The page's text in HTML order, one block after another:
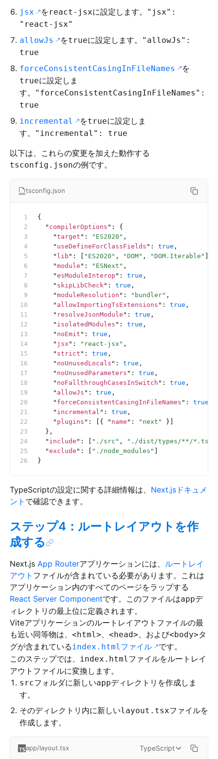
jsx
をreact-jsxに設定します。
"jsx":
"react-jsx"
allowJs
をtrueに設定します。
"allowJs":
true
forceConsistentCasingInFileNames
を
trueに設定しま
す。
"forceConsistentCasingInFileNames":
true
incremental
をtrueに設定しま
す。
"incremental": true
以下は、これらの変更を加えた動作する
tsconfig.jsonの例です。
tsconfig.json
{
  "
compilerOptions " :
{
    "
target " : "ES2020" ,
    "
useDefineForClassFields " : true ,
    "
lib " : "ES2020" , "DOM" , "DOM.Iterable"
    "
module " : "ESNext" ,
    "
esModuleInterop " : true ,
    "
skipLibCheck" : true ,
    "
moduleResolution " : "bundler" ,
    "
allowImportingTsExtensions " : true ,
    "
resolveJsonModule " : true ,
    "
isolatedModules " : true ,
    "
noEmit " : true ,
    "
jsx " : "react-jsx" ,
    "
strict " : true ,
    "
noUnusedLocals " : true ,
    "
noUnusedParameters " : true ,
    "
noFallthroughCasesInSwitch " : true ,
    "
allowJs " : true ,
    "
forceConsistentCasingInFileNames " : true
    "
incremental " : true ,
    "
plugins " : [{ " name " : "next"
}]
  },
  "
include " : "./src" , "./dist/types/**/*.ts"
  "
exclude " : "./node_modules"
}
TypeScriptの設定に関する詳細情報は、 Next.jsドキュメ
ント で確認できます。
ステップ4：ルートレイアウトを作
成する
Next.js App Routerアプリケーションには、 ルートレイ
アウト ファイルが含まれている必要があります。これは
アプリケーション内のすべてのページをラップする
React Server Componentです。このファイルはappデ
ィレクトリの最上位に定義されます。
Viteアプリケーションのルートレイアウトファイルの最
も近い同等物は、 <html>、 <head>、および<body>タ
グが含まれているindex.htmlファイル
です。
このステップでは、 index.htmlファイルをルートレイ
アウトファイルに変換します。
srcフォルダに新しいappディレクトリを作成しま
す。
そのディレクトリ内に新しいlayout.tsxファイルを
作成します。
app/layout.tsx TypeScript